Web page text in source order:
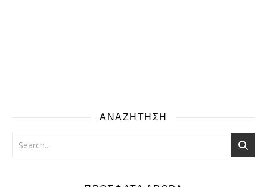
ΑΝΑΖΗΤΗΣΗ